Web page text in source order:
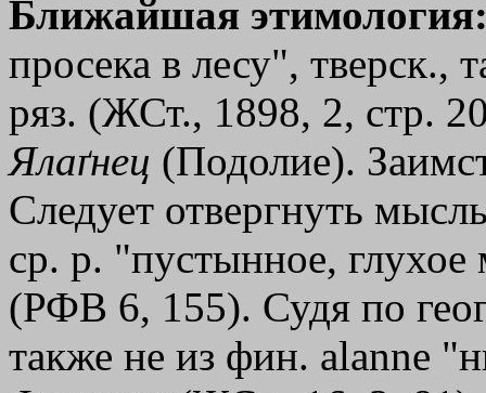
Ближайшая
просека в лесу", тверск.,
ряз. (ЖСт., 1898, 2, стр.
Ялаґнец (Подолие).
Следует отвергнуть
ср. р. "пустынное,
(РФВ 6, 155). Судя по
также не из фин. alanne